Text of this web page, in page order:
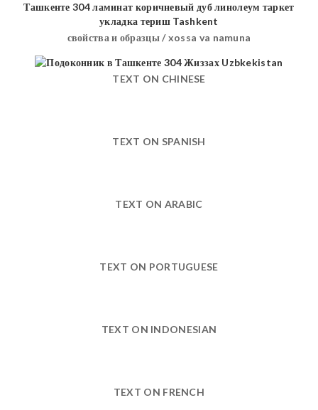
свойства и образцы / xossa va namuna
TEXT ON CHINESE
TEXT ON SPANISH
TEXT ON ARABIC
TEXT ON PORTUGUESE
TEXT ON INDONESIAN
TEXT ON FRENCH